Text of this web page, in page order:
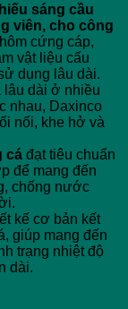
sáng cầu
viên, cho công
cứng cáp,
vật liệu cấu
dụng lâu dài.
lâu dài ở nhiều
nhau, Daxinco
nối, khe hở và
cá đạt tiêu chuẩn
để mang đến
chống nước
kế cơ bản kết
giúp mang đến
trạng nhiệt độ
dài.